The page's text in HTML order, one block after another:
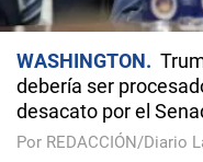
WASHINGTON
debería ser
desacato por el
Por REDACCIÓN/Diario